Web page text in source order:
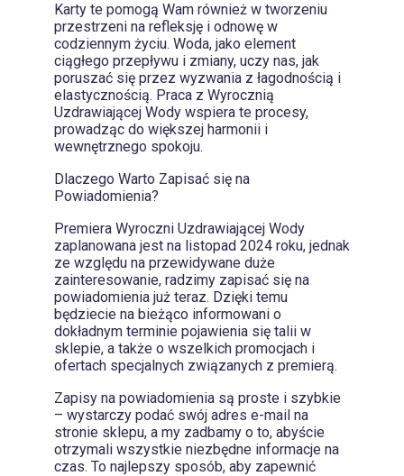
Karty te pomogą Wam również w tworzeniu
przestrzeni na refleksję i odnowę w
codziennym życiu. Woda, jako element
ciągłego przepływu i zmiany, uczy nas, jak
poruszać się przez wyzwania z łagodnością i
elastycznością. Praca z Wyrocznią
Uzdrawiającej Wody wspiera te procesy,
prowadząc do większej harmonii i
wewnętrznego spokoju.
Dlaczego Warto Zapisać się na
Powiadomienia?
Premiera Wyroczni Uzdrawiającej Wody
zaplanowana jest na listopad 2024 roku, jednak
ze względu na przewidywane duże
zainteresowanie, radzimy zapisać się na
powiadomienia już teraz. Dzięki temu
będziecie na bieżąco informowani o
dokładnym terminie pojawienia się talii w
sklepie, a także o wszelkich promocjach i
ofertach specjalnych związanych z premierą.
Zapisy na powiadomienia są proste i szybkie
– wystarczy podać swój adres e-mail na
stronie sklepu, a my zadbamy o to, abyście
otrzymali wszystkie niezbędne informacje na
czas. To najlepszy sposób, aby zapewnić